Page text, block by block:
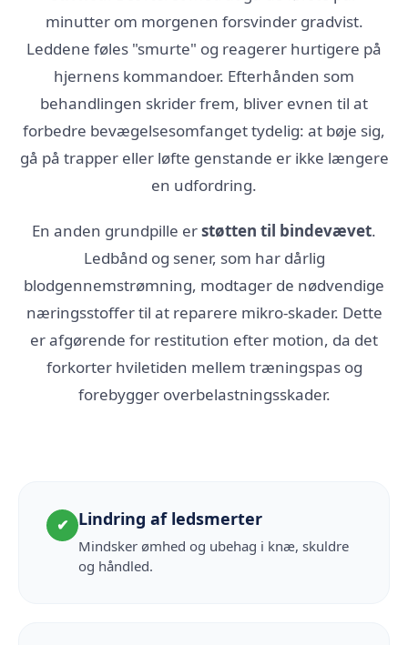
minutter om morgenen forsvinder gradvist.
Leddene føles "smurte" og reagerer hurtigere på
hjernens kommandoer. Efterhånden som
behandlingen skrider frem, bliver evnen til at
forbedre bevægelsesomfanget tydelig: at bøje sig,
gå på trapper eller løfte genstande er ikke længere
en udfordring.
En anden grundpille erstøtten til bindevævet.
Ledbånd og sener, som har dårlig
blodgennemstrømning, modtager de nødvendige
næringsstoffer til at reparere mikro-skader. Dette
er afgørende for restitution efter motion, da det
forkorter hviletiden mellem træningspas og
forebygger overbelastningsskader.
✔ Lindring af ledsmerter
Mindsker ømhed og ubehag i knæ, skuldre
og håndled.